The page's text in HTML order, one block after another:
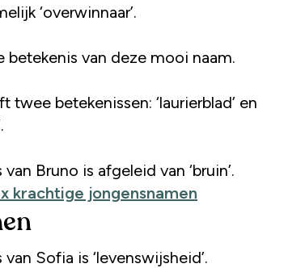
‘overwinnaar’.
betekenis van deze mooi naam.
twee betekenissen: ‘laurierblad’ en
Bruno is afgeleid van ‘bruin’.
krachtige jongensnamen
Sofia is ‘levenswijsheid’.